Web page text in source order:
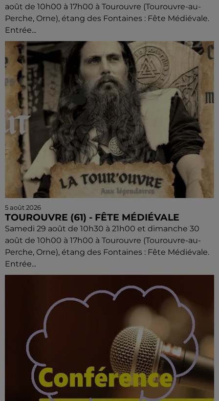
août de 10h00 à 17h00 à Tourouvre (Tourouvre-au-
Perche, Orne), étang des Fontaines : Fête Médiévale.
Entrée...
5 août 2026
TOUROUVRE (61) - FÊTE MÉDIÉVALE
Samedi 29 août de 10h30 à 21h00 et dimanche 30
août de 10h00 à 17h00 à Tourouvre (Tourouvre-au-
Perche, Orne), étang des Fontaines : Fête Médiévale.
Entrée...